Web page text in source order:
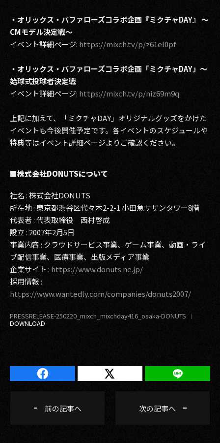
・オリックス・バファローズコラボ企画『ミクチャDAY』 ～
CMモデル決定戦～
イベント詳細ページ: https://mixch.tv/p/z61el0pf
・オリックス・バファローズコラボ企画「ミクチャDAY」～
始球式投球者決定戦
イベント詳細ページ: https://mixch.tv/p/niz69m9q
上記に加えて、「ミクチャDAY」オリジナルグッズをかけた
イベントも今後開催予定です。各イベントのスケジュールや
特典等はイベント詳細ページよりご確認ください。
■株式会社DONUTSについて
社名 : 株式会社DONUTS
所在地 : 東京都渋谷区代々木2-2-1 小田急サザンタワー8階
代表者 : 代表取締役 西村啓成
設立 : 2007年2月5日
事業内容 : クラウドサービス事業、ゲーム事業、動画・ライ
ブ配信事業、医療事業、出版メディア事業
企業サイト : https://www.donuts.ne.jp/
採用情報 :
https://www.wantedly.com/companies/donuts2007/
PRESSRELEASE-250220_mixch_mixchday416_osaka-DONUTS
前の記事へ 次の記事へ